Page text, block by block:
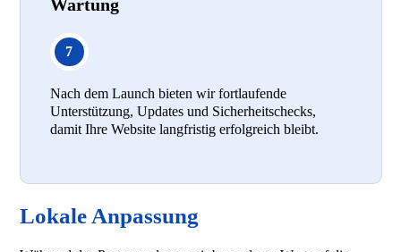
Wartung
Nach dem Launch bieten wir fortlaufende
Unterstützung, Updates und Sicherheitschecks,
damit Ihre Website langfristig erfolgreich bleibt.
Lokale Anpassung